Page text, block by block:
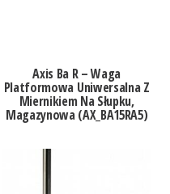
Axis Ba R – Waga
Platformowa Uniwersalna Z
Miernikiem Na Słupku,
Magazynowa (AX_BA15RA5)